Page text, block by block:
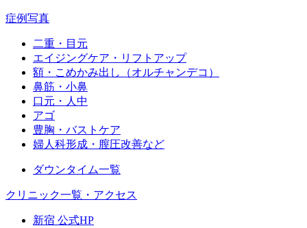
症例写真
二重・目元
エイジングケア・リフトアップ
額・こめかみ出し（オルチャンデコ）
鼻筋・小鼻
口元・人中
アゴ
豊胸・バストケア
婦人科形成・膣圧改善など
ダウンタイム一覧
クリニック一覧・アクセス
新宿 公式HP